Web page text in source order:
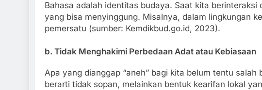
Bahasa adalah identitas budaya. Saat kita
yang bisa menyinggung. Misalnya, dalam lingkungan
pemersatu (sumber: Kemdikbud.go.id, 2023).
b. Tidak Menghakimi Perbedaan Adat atau Kebiasaan
Apa yang dianggap “aneh” bagi kita belum tentu
berarti tidak sopan, melainkan bentuk kearifan lokal